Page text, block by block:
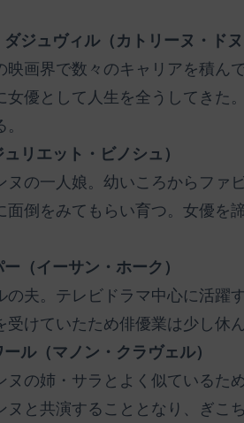
ジュヴィル（カトリーヌ・ドヌ
映画界で数々のキャリアを積ん
女優として人生を全うしてきた
リエット・ビノシュ）
ヌの一人娘。幼いころからファ
面倒をみてもらい育つ。女優を
（イーサン・ホーク）
の夫。テレビドラマ中心に活躍
受けていたため俳優業は少し休
ル（マノン・クラヴェル）
ヌの姉・サラとよく似ているた
ヌと共演することとなり、ぎこ